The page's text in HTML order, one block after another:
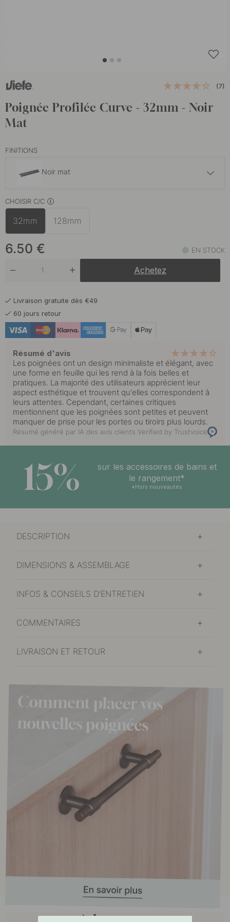
(7)
Poignée Profilée Curve - 32mm - Noir
Mat
FINITIONS
Noir mat
Finition en acier inoxydable
Blanc
CHOISIR C/C
32mm 128mm
6.50 € EN STOCK
Achetez
Livraison gratuite dès €49
60 jours retour
Résumé d'avis
Les poignées ont un design minimaliste et élégant, avec
une forme en feuille qui les rend à la fois belles et
pratiques. La majorité des utilisateurs apprécient leur
aspect esthétique et trouvent qu'elles correspondent à
leurs attentes. Cependant, certaines critiques
mentionnent que les poignées sont petites et peuvent
manquer de prise pour les portes ou tiroirs plus lourds.
Résumé généré par IA des avis clients Verified by Trustvoice
15%
sur les accessoires de bains et
le rangement*
*Hors nouveautés
DESCRIPTION
DIMENSIONS & ASSEMBLAGE
INFOS & CONSEILS D'ENTRETIEN
COMMENTAIRES
LIVRAISON ET RETOUR